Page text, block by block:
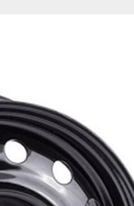
Дошиповка,